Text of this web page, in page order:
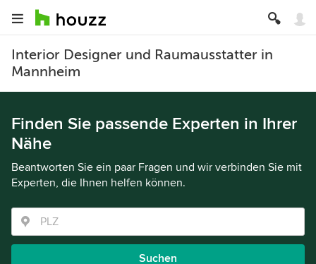
Interior Designer und Raumausstatter in
Mannheim
Finden Sie passende Experten in Ihrer
Nähe
Beantworten Sie ein paar Fragen und wir verbinden Sie mit
Experten, die Ihnen helfen können.
Suchen